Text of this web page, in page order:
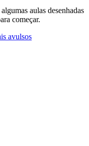
aulas desenhadas
começar.
avulsos